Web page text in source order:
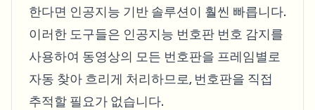
한다면 인공지능 기반 솔루션이 훨씬 빠릅니다.
이러한 도구들은 인공지능 번호판 번호 감지를
사용하여 동영상의 모든 번호판을 프레임별로
자동 찾아 흐리게 처리하므로, 번호판을 직접
추적할 필요가 없습니다.